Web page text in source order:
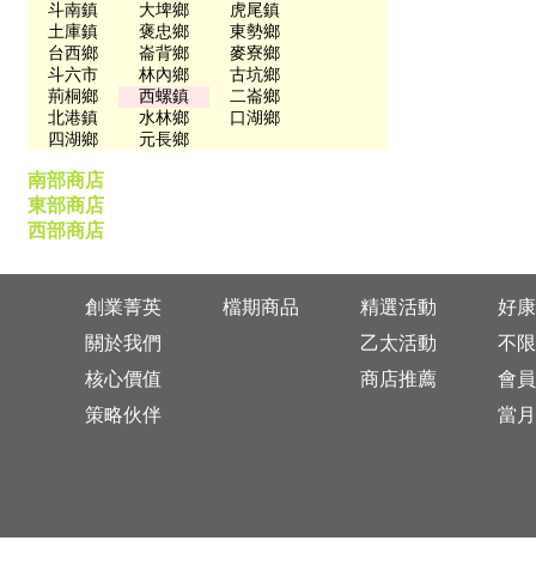
斗南鎮 大埤鄉
虎尾鎮
土庫鎮
褒忠鄉
東勢鄉
台西鄉
崙背鄉
麥寮鄉
斗六市
林內鄉
古坑鄉
荊桐鄉
西螺鎮
二崙鄉
北港鎮
水林鄉
口湖鄉
四湖鄉
元長鄉
南部商店
東部商店
西部商店
創業菁英
關於我們
核心價值
策略伙伴
檔期商品
精選活動
乙太活動
商店推薦
好
不
會
當